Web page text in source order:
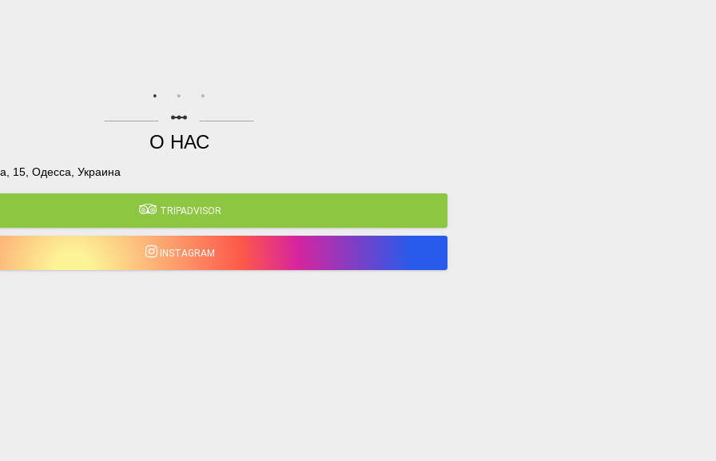
linear_scale
О НАС
15, Одесса, Украина
TRIPADVISOR
INSTAGRAM